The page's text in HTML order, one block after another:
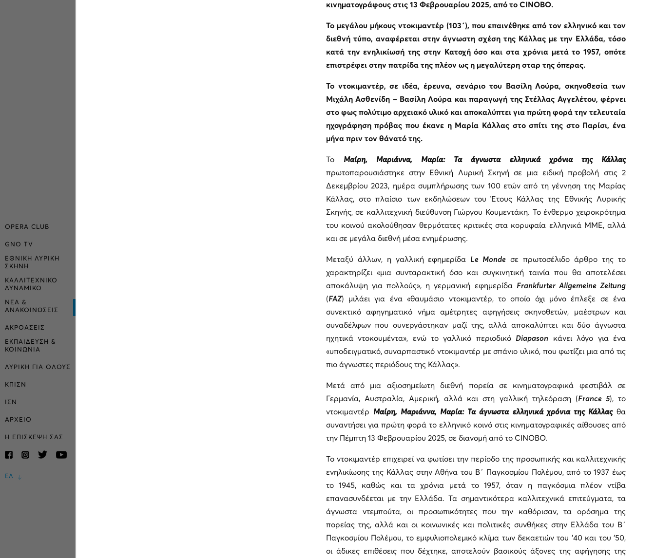
OPERA CLUB
GNO TV
ΕΘΝΙΚΗ ΛΥΡΙΚΗ
ΣΚΗΝΗ
ΚΑΛΛΙΤΕΧΝΙΚΟ
ΔΥΝΑΜΙΚΟ
ΝΕΑ &
ΑΝΑΚΟΙΝΩΣΕΙΣ
ΑΚΡΟΑΣΕΙΣ
ΕΚΠΑΙΔΕΥΣΗ &
ΚΟΙΝΩΝΙΑ
ΛΥΡΙΚΗ ΓΙΑ ΟΛΟΥΣ
ΚΠΙΣΝ
ΙΣΝ
ΑΡΧΕΙΟ
Η ΕΠΙΣΚΕΨΗ ΣΑΣ
ΕΛ
κινηματογράφους στις 13 Φεβρουαρίου 2025, από το CINOBO.
Το μεγάλου μήκους ντοκιμαντέρ (103΄), που επαινέθηκε από τον ελληνικό και τον
διεθνή τύπο, αναφέρεται στην άγνωστη σχέση της Κάλλας με την Ελλάδα, τόσο
κατά την ενηλικίωσή της στην Κατοχή όσο και στα χρόνια μετά το 1957, οπότε
επιστρέφει στην πατρίδα της πλέον ως η μεγαλύτερη σταρ της όπερας.
Το ντοκιμαντέρ, σε ιδέα, έρευνα, σενάριο του Βασίλη Λούρα, σκηνοθεσία των
Μιχάλη Ασθενίδη – Βασίλη Λούρα και παραγωγή της Στέλλας Αγγελέτου, φέρνει
στο φως πολύτιμο αρχειακό υλικό και αποκαλύπτει για πρώτη φορά την τελευταία
ηχογράφηση πρόβας που έκανε η Μαρία Κάλλας στο σπίτι της στο Παρίσι, ένα
μήνα πριν τον θάνατό της.
Το Μαίρη, Μαριάννα, Μαρία: Τα άγνωστα ελληνικά χρόνια της Κάλλας
πρωτοπαρουσιάστηκε στην Εθνική Λυρική Σκηνή σε μια ειδική προβολή στις 2
Δεκεμβρίου 2023, ημέρα συμπλήρωσης των 100 ετών από τη γέννηση της Μαρίας
Κάλλας, στο πλαίσιο των εκδηλώσεων του Έτους Κάλλας της Εθνικής Λυρικής
Σκηνής, σε καλλιτεχνική διεύθυνση Γιώργου Κουμεντάκη. Το ένθερμο χειροκρότημα
του κοινού ακολούθησαν θερμότατες κριτικές στα κορυφαία ελληνικά ΜΜΕ, αλλά
και σε μεγάλα διεθνή μέσα ενημέρωσης.
Μεταξύ άλλων, η γαλλική εφημερίδα Le Monde σε πρωτοσέλιδο άρθρο της το
χαρακτηρίζει «μια συνταρακτική όσο και συγκινητική ταινία που θα αποτελέσει
αποκάλυψη για πολλούς», η γερμανική εφημερίδα Frankfurter Allgemeine Zeitung
(FAZ) μιλάει για ένα «θαυμάσιο ντοκιμαντέρ, το οποίο όχι μόνο έπλεξε σε ένα
συνεκτικό αφηγηματικό νήμα αμέτρητες αφηγήσεις σκηνοθετών, μαέστρων και
συναδέλφων που συνεργάστηκαν μαζί της, αλλά αποκαλύπτει και δύο άγνωστα
ηχητικά ντοκουμέντα», ενώ το γαλλικό περιοδικό Diapason κάνει λόγο για ένα
«υποδειγματικό, συναρπαστικό ντοκιμαντέρ με σπάνιο υλικό, που φωτίζει μια από τις
πιο άγνωστες περιόδους της Κάλλας».
Μετά από μια αξιοσημείωτη διεθνή πορεία σε κινηματογραφικά φεστιβάλ σε
Γερμανία, Αυστραλία, Αμερική, αλλά και στη γαλλική τηλεόραση (France 5), το
ντοκιμαντέρ Μαίρη, Μαριάννα, Μαρία: Τα άγνωστα ελληνικά χρόνια της Κάλλαςθα
συναντήσει για πρώτη φορά το ελληνικό κοινό στις κινηματογραφικές αίθουσες από
την Πέμπτη 13 Φεβρουαρίου 2025, σε διανομή από το CINOBO.
Το ντοκιμαντέρ επιχειρεί να φωτίσει την περίοδο της προσωπικής και καλλιτεχνικής
ενηλικίωσης της Κάλλας στην Αθήνα του Β΄ Παγκοσμίου Πολέμου, από το 1937 έως
το 1945, καθώς και τα χρόνια μετά το 1957, όταν η παγκόσμια πλέον ντίβα
επανασυνδέεται με την Ελλάδα. Τα σημαντικότερα καλλιτεχνικά επιτεύγματα, τα
άγνωστα ντεμπούτα, οι προσωπικότητες που την καθόρισαν, τα ορόσημα της
πορείας της, αλλά και οι κοινωνικές και πολιτικές συνθήκες στην Ελλάδα του Β΄
Παγκοσμίου Πολέμου, το εμφυλιοπολεμικό κλίμα των δεκαετιών του ’40 και του ’50,
οι άδικες επιθέσεις που δέχτηκε, αποτελούν βασικούς άξονες της αφήγησης της